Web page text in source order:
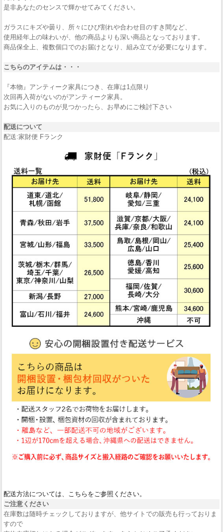
是非あなたのセンスで輝かせてみてください。
ガラスにキズや曇り、所々にひび割れや合わせ目のすき間など、
使用経年上の味わいが、他の商品よりも深い商品となっております。
商品保全上、複数個口でのお届けとなり、組み立てが必要になります。
こちらのアイテムは・・・
『本物』アンティーク家具につき、在庫は1点限り
次回再入荷がないのがアンティーク家具。
お気に入りのものが見つかったら、お早めにご検討下さい
配送について
配送:家財便 Fランク
配送方法については、こちらをご参照ください。
ご注意ください
在庫数は随時チェックしておりますが、他サイトでの販売も行っておりま
すので